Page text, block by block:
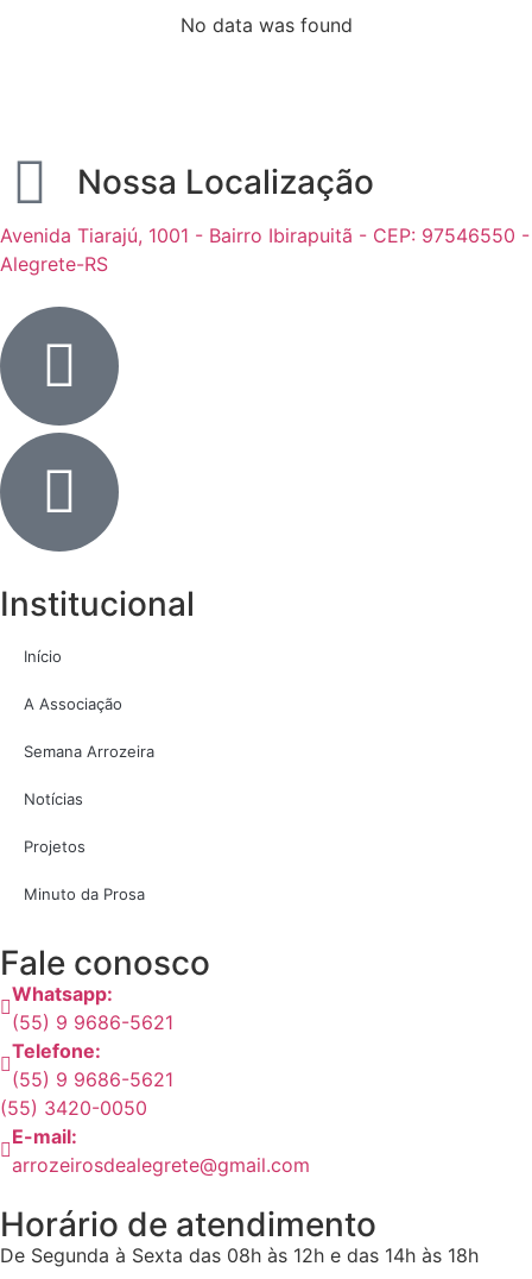
No data was found
Nossa Localização
Avenida Tiarajú, 1001 - Bairro Ibirapuitã - CEP: 97546550 -
Alegrete-RS
Institucional
Início
A Associação
Semana Arrozeira
Notícias
Projetos
Minuto da Prosa
Fale conosco
Whatsapp:
(55) 9 9686-5621
Telefone:
(55) 9 9686-5621
(55) 3420-0050
E-mail:
arrozeirosdealegrete@gmail.com
Horário de atendimento
De Segunda à Sexta das 08h às 12h e das 14h às 18h